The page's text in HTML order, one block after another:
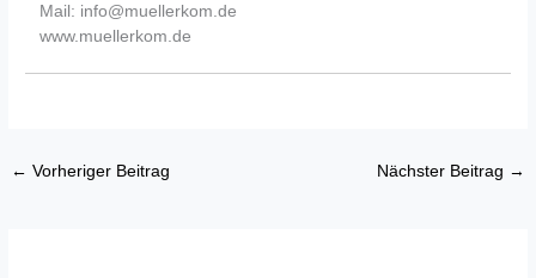
Mail: info@muellerkom.de
www.muellerkom.de
← Vorheriger Beitrag Nächster Beitrag →